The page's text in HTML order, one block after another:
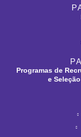
Programas de
e Seleção